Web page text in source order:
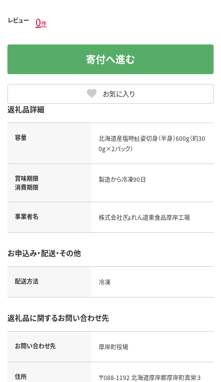
レビュー 0件
お気に入り
寄付へ進む
返礼品詳細
容量
北海道産塩時鮭姿切身（半身）600g（約30
0g×2パック）
賞味期限
消費期限
製造から冷凍90日
事業者名 株式会社ぎょれん道東食品厚岸工場
お申込み・配送・その他
配送方法 冷凍
返礼品に関するお問い合わせ先
お問い合わせ先 厚岸町役場
住所
〒088-1192 北海道厚岸郡厚岸町真栄３